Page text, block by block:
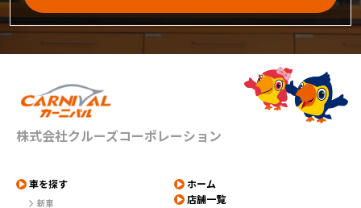
株式会社クルーズコーポレーション
車を探す
新車
ホーム
店舗一覧